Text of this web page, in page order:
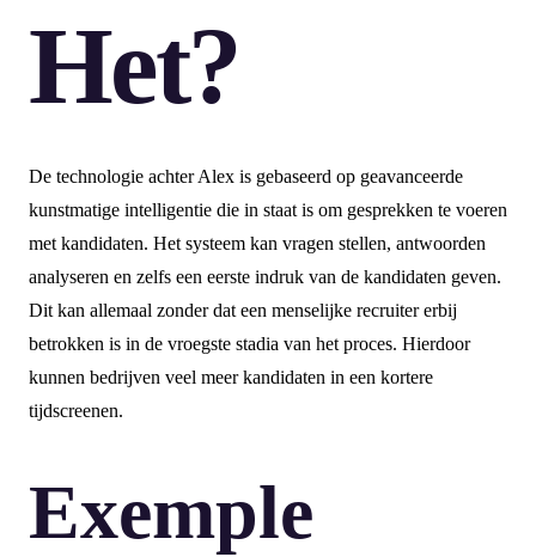
Het?
De technologie achter Alex is gebaseerd op geavanceerde
kunstmatige intelligentie die in staat is om gesprekken te voeren
met kandidaten. Het systeem kan vragen stellen, antwoorden
analyseren en zelfs een eerste indruk van de kandidaten geven.
Dit kan allemaal zonder dat een menselijke recruiter erbij
betrokken is in de vroegste stadia van het proces. Hierdoor
kunnen bedrijven veel meer kandidaten in een kortere
tijdscreenen.
Exemple